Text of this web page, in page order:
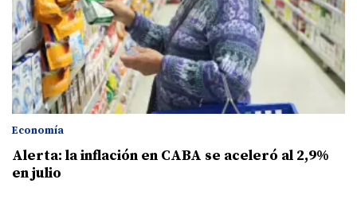
Economía
Alerta: la inflación en CABA se aceleró al 2,9%
en julio